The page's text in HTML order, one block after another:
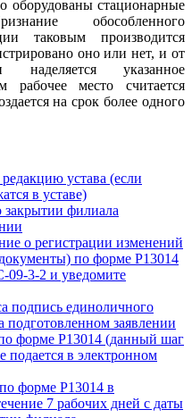
оборудованы стационарные
обособленного
таковым производится
оно или нет, и от
наделяется указанное
рабочее место считается
на срок более одного
устава (если
в уставе)
филиала
о регистрации изменений
по форме Р13014
3-2 и уведомите
подпись единоличного
подготовленном заявлении
форме Р13014 (данный шаг
подается в электронном
форме P13014 в
7 рабочих дней с даты